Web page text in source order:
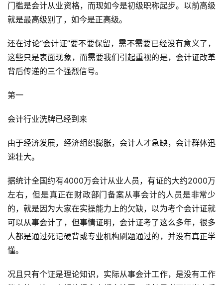
门槛是会计从业资格，而现如今是初级职称起步。以前高级
就是最高级别了，如今是正高级。
还在讨论“会计证”要不要保留，需不需要已经没有意义了，
这些只是表面现象，而需要我们引起重视的是，会计证改革
背后传递的三个强烈信号。
第一
会计行业洗牌已经到来
由于经济发展，经济组织膨胀，会计人才急缺，会计群体迅
速壮大。
据统计全国约有4000万会计从业人员，有证的大约2000万
左右，但是真正在财政部门备案从事会计的人员是非常少
的，就是因为大家在实操能力上的欠缺，以为考个会计证就
可以从事会计了，但事情证明，会计证考了这么多年，很多
人都是通过死记硬背或专业机构刷题通过的，并没有真正学
懂。
况且只有个证是理论知识，实际从事会计工作，是没有工作